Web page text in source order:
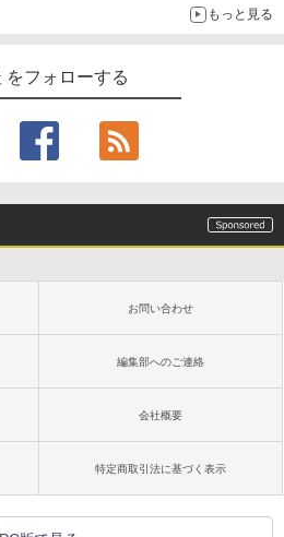
プロンプトの言葉 AI画像生成シリー
ぴーイラストLabo)
ジニア 初心者 素人 でも安心 使い
ニュアル AI副業にもコンテンツ作成
出版にも！ 非エンジニアのた
すべて身につくHTML & CSSとWe
イン入門講座［第2版］
ェア・市販ソフトウェアのパーフ
Kindle - 目に優しい、かさばら
大きな画面で読みやすい、6週間持
ーダー、ブラック、16GB、広告な
Paperwhite シグニチャーエディ
動調整、色調調節ライト、12週間
ッテリー、広告なし、メタリック
Kindle Colorsoft | 16GBストレ
防水、7インチカラーディスプレ
色調調節ライト、最大8週間持続バッ
ー、広告無し、ブラック (2025年発
もっと見る
をフォローする
お問い合わせ
編集部へのご連絡
会社概要
特定商取引法に基づく表示